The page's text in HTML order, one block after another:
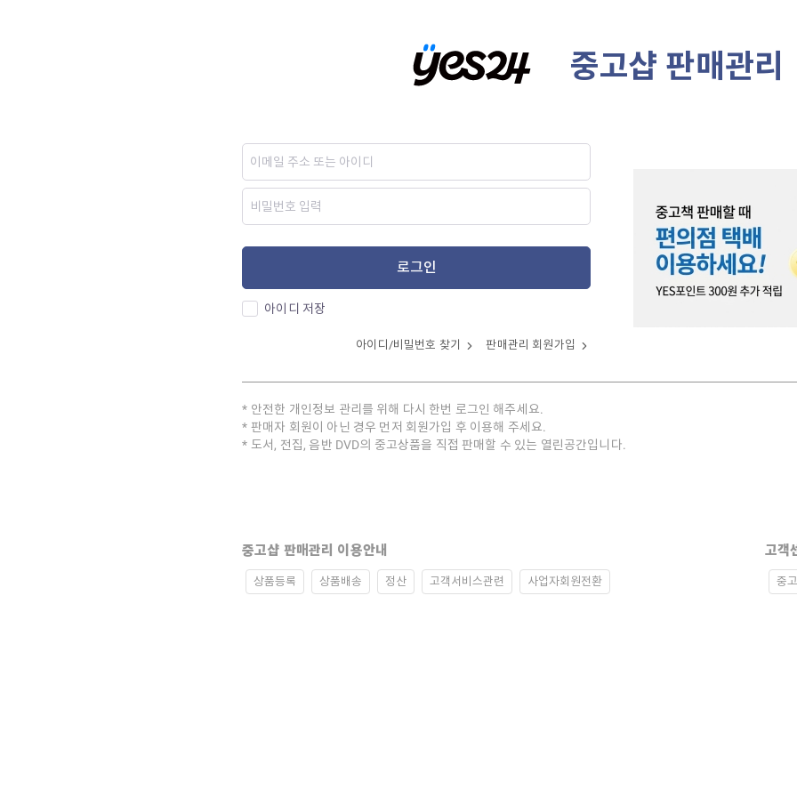
중고샵 판매관리
로그인
아이디 저장
아이디/비밀번호 찾기 판매관리 회원가입
안전한 개인정보 관리를 위해 다시 한번 로그인 해주세요.
판매자 회원이 아닌 경우 먼저 회원가입 후 이용해 주세요.
도서, 전집, 음반 DVD의 중고상품을 직접 판매할 수 있는 열린공간입니다.
중고샵 판매관리 이용안내
상품등록 상품배송 정산 고객서비스관련 사업자회원전환
고객
중